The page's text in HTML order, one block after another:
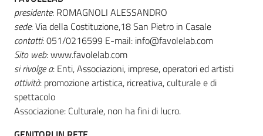
presidente: ROMAGNOLI ALESSANDRO
sede: Via della Costituzione,18 San Pietro in Casale
contatti: 051/0216599 E-mail: info@favolelab.com
Sito web: www.favolelab.com
si rivolge a: Enti, Associazioni, imprese, operatori ed artisti
attività: promozione artistica, ricreativa, culturale e di
spettacolo
Associazione: Culturale, non ha fini di lucro.